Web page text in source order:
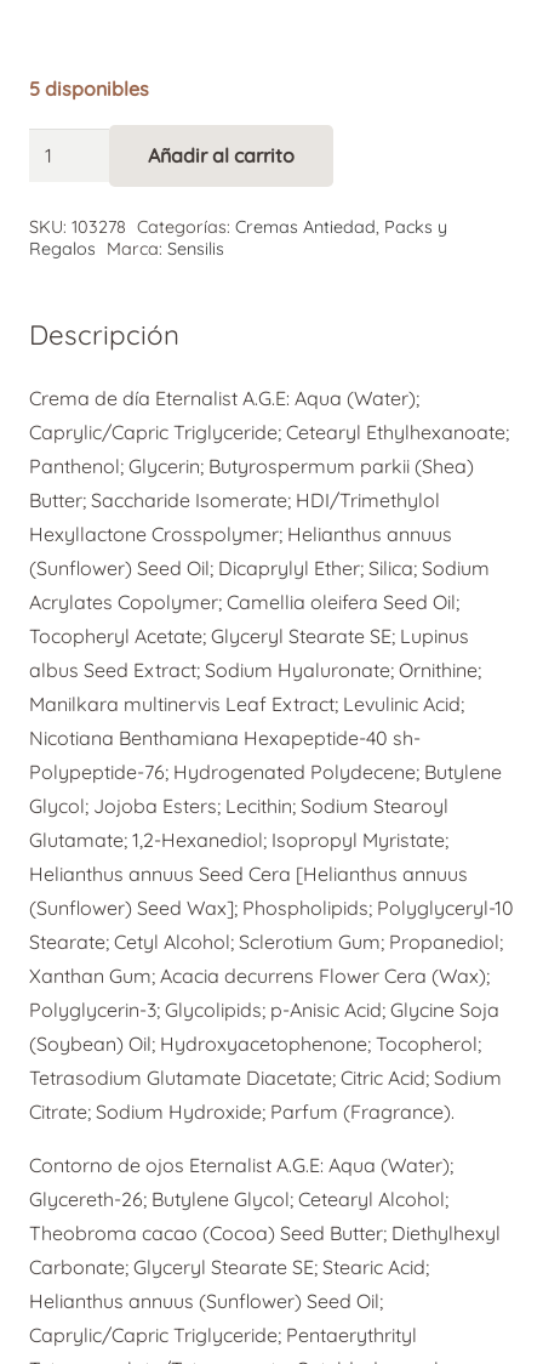
5 disponibles
Sensilis
A.G.E.
regalo
cantidad
Añadir al carrito
SKU: 103278 Categorías: Cremas Antiedad Packs y
Regalos
Marca: Sensilis
Descripción
Crema de día Eternalist A.G.E: Aqua (Water);
Caprylic/Capric Triglyceride; Cetearyl Ethylhexanoate;
Panthenol; Glycerin; Butyrospermum parkii (Shea)
Butter; Saccharide Isomerate; HDI/Trimethylol
Hexyllactone Crosspolymer; Helianthus annuus
(Sunflower) Seed Oil; Dicaprylyl Ether; Silica; Sodium
Acrylates Copolymer; Camellia oleifera Seed Oil;
Tocopheryl Acetate; Glyceryl Stearate SE; Lupinus
albus Seed Extract; Sodium Hyaluronate; Ornithine;
Manilkara multinervis Leaf Extract; Levulinic Acid;
Nicotiana Benthamiana Hexapeptide-40 sh-
Polypeptide-76; Hydrogenated Polydecene; Butylene
Glycol; Jojoba Esters; Lecithin; Sodium Stearoyl
Glutamate; 1,2-Hexanediol; Isopropyl Myristate;
Helianthus annuus Seed Cera [Helianthus annuus
(Sunflower) Seed Wax]; Phospholipids; Polyglyceryl-10
Stearate; Cetyl Alcohol; Sclerotium Gum; Propanediol;
Xanthan Gum; Acacia decurrens Flower Cera (Wax);
Polyglycerin-3; Glycolipids; p-Anisic Acid; Glycine Soja
(Soybean) Oil; Hydroxyacetophenone; Tocopherol;
Tetrasodium Glutamate Diacetate; Citric Acid; Sodium
Citrate; Sodium Hydroxide; Parfum (Fragrance).
Contorno de ojos Eternalist A.G.E: Aqua (Water);
Glycereth-26; Butylene Glycol; Cetearyl Alcohol;
Theobroma cacao (Cocoa) Seed Butter; Diethylhexyl
Carbonate; Glyceryl Stearate SE; Stearic Acid;
Helianthus annuus (Sunflower) Seed Oil;
Caprylic/Capric Triglyceride; Pentaerythrityl